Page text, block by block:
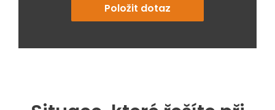
Položit dotaz